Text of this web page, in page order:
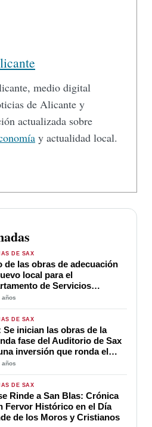
medio digital
de Alicante y
actualizada sobre
y actualidad local.
DE SAX
de las obras de adecuación
local para el
de Servicios
en la Plaza Mayor de Sax
inversión de 97.000 Euros
años
DE SAX
Se inician las obras de la
fase del Auditorio de Sax
inversión que ronda el
de euros
años
DE SAX
Rinde a San Blas: Crónica
Fervor Histórico en el Día
de los Moros y Cristianos